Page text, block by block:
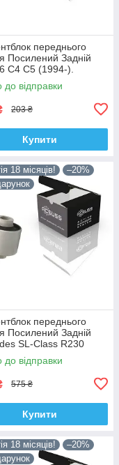
переднього
Посилений Задній
C4 C5 (1994-).
Корея ACSUSS!
JBU138 , TD1062W
до відправки
203 ₴
Купити
18 місяців!
–20%
переднього
Посилений Задній
SL-Class R230
Корея ACSUSS!
TD4208W ,
до відправки
575 ₴
Купити
18 місяців!
–20%